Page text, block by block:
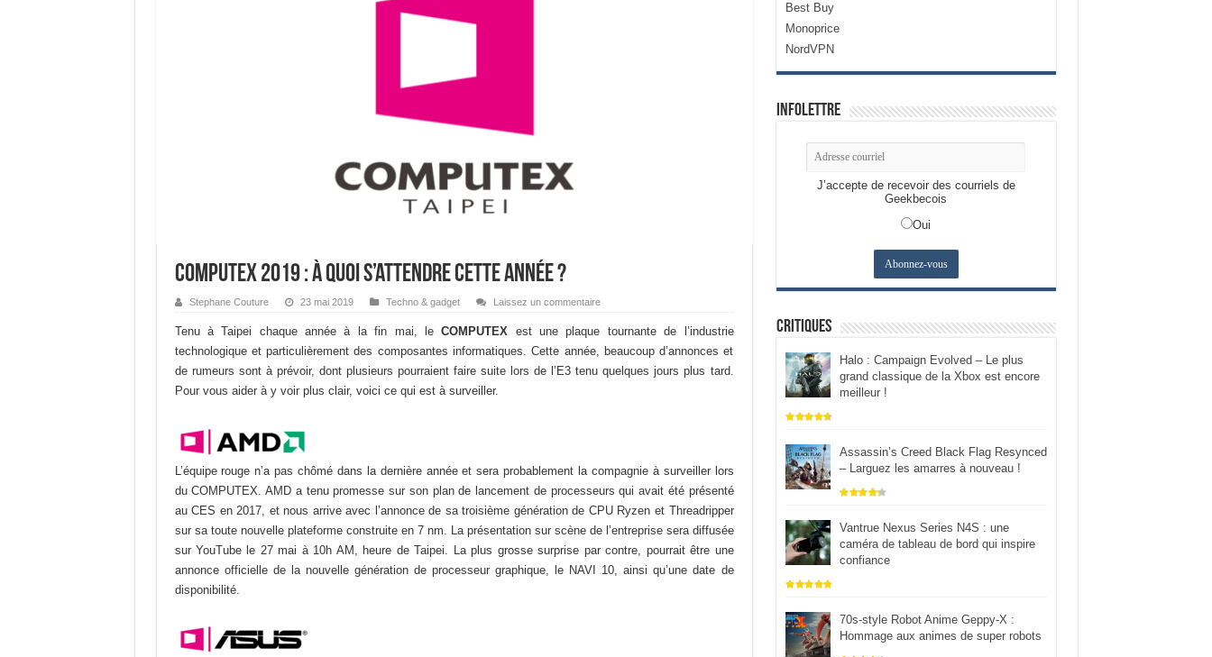
COMPUTEX 2019 : à quoi s’attendre cette année ?
Stephane Couture 23 mai 2019 Techno & gadget Laissez un commentaire
Tenu àTaipei chaque année à la fin mai, leCOMPUTEX est une plaque tournante de l’industrie
technologique et particulièrement des composantes informatiques. Cette année, beaucoup d’annonces et
de rumeurs sont à prévoir, dont plusieurs pourraientfaire suite lors de l’E3 tenu quelques jours plus tard.
Pour vous aider à y voir plus clair, voici ce qui est à surveiller.
L’équipe rouge n’a pas chômé dans la dernière année et sera probablement la compagnie à surveiller lors
du COMPUTEX. AMD atenu promesse sur son plan de lancement de processeurs qui avait été présenté
au CES en 2017, et nous arrive avec l’annonce de sa troisième génération de CPU Ryzen et Threadripper
sur sa toute nouvelle plateforme construite en 7 nm. La présentation sur scène de l’entreprise sera diffusée
sur YouTubele 27 mai à 10h AM, heure de Taipei. La plus grosse surprise par contre, pourrait être une
annonce officielle de la nouvelle génération de processeur graphique, le NAVI 10, ainsi qu’une date de
disponibilité.
Best Buy
Monoprice
NordVPN
Infolettre
J’accepte de recevoir des courriels de
Geekbecois
Oui
Critiques
Halo : Campaign Evolved – Le plus
grand classique de la Xbox est encore
meilleur !
Assassin’s Creed Black Flag Resynced
– Larguez les amarres à nouveau !
Vantrue Nexus Series N4S : une
caméra de tableau de bord qui inspire
confiance
70s-style Robot Anime Geppy-X :
Hommage aux animes de super robots